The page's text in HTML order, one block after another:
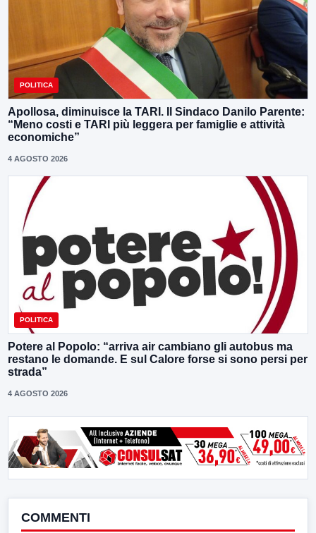
POLITICA
Apollosa, diminuisce la TARI. Il Sindaco Danilo Parente:
“Meno costi e TARI più leggera per famiglie e attività
economiche”
4 AGOSTO 2026
POLITICA
Potere al Popolo: “arriva air cambiano gli autobus ma
restano le domande. E sul Calore forse si sono persi per
strada”
4 AGOSTO 2026
COMMENTI